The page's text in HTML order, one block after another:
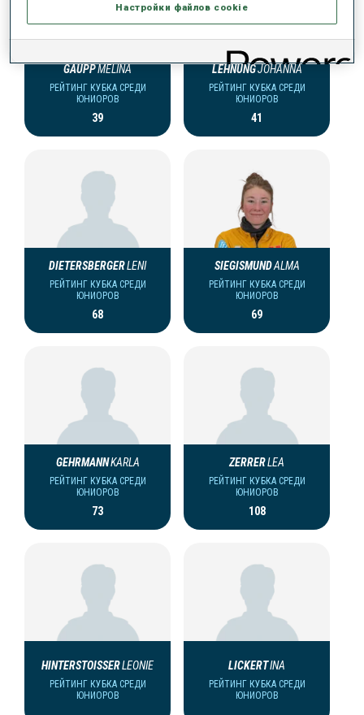
GAUPPMELINA
РЕЙТИНГ КУБКА СРЕДИ
ЮНИОРОВ
39
LEHNUNGJOHANNA
РЕЙТИНГ КУБКА СРЕДИ
ЮНИОРОВ
41
DIETERSBERGERLENI
РЕЙТИНГ КУБКА СРЕДИ
ЮНИОРОВ
68
SIEGISMUNDALMA
РЕЙТИНГ КУБКА СРЕДИ
ЮНИОРОВ
69
GEHRMANNKARLA
РЕЙТИНГ КУБКА СРЕДИ
ЮНИОРОВ
73
ZERRERLEA
РЕЙТИНГ КУБКА СРЕДИ
ЮНИОРОВ
108
HINTERSTOISSERLEONIE
РЕЙТИНГ КУБКА СРЕДИ
ЮНИОРОВ
LICKERTINA
РЕЙТИНГ КУБКА СРЕДИ
ЮНИОРОВ
Настройки файлов cookie